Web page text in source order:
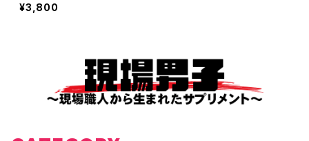
¥3,800